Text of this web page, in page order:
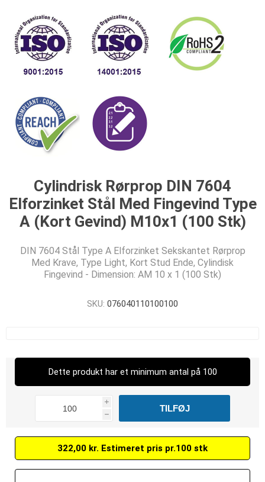
Cylindrisk Rørprop DIN 7604
Elforzinket Stål Med Fingevind Type
A (Kort Gevind) M10x1 (100 Stk)
DIN 7604 Stål Type A Elforzinket Sekskantet Rørprop
Med Krave, Type Light, Kort Stud Ende, Cylindisk
Fingevind - Dimension: AM 10 x 1 (100 Stk)
SKU: 076040110100100
Dette produkt har et minimum antal på 100
i
h
322,00 kr. Estimeret pris pr.100 stk